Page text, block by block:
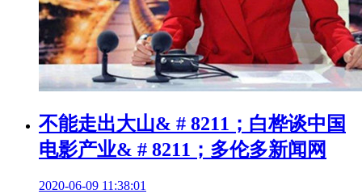
不能走出大山& # 8211；白桦谈中国
电影产业& # 8211；多伦多新闻网
2020-06-09 11:38:01